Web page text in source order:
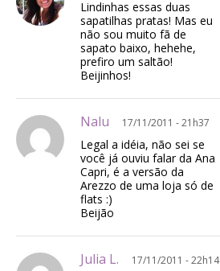
Lindinhas essas duas
sapatilhas pratas! Mas eu
não sou muito fã de
sapato baixo, hehehe,
prefiro um saltão!
Beijinhos!
Nalu 17/11/2011 - 21h37
Legal a idéia, não sei se
você já ouviu falar da Ana
Capri, é a versão da
Arezzo de uma loja só de
flats :)
Beijão
Julia L. 17/11/2011 - 22h14